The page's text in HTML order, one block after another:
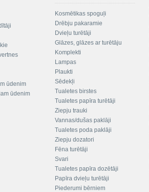
ūdenim
ūdenim
Kosmētikas spoguļi
Drēbju pakaramie
Dvieļu turētāji
Glāzes, glāzes ar turētāju
Komplekti
Lampas
Plaukti
Sēdekļi
Tualetes birstes
Tualetes papīra turētāji
Ziepju trauki
Vannas/dušas paklāji
Tualetes poda paklāji
Ziepju dozatori
Fēna turētāji
Svari
Tualetes papīra dozētāji
Papīra dvieļu turētāji
Piederumi bērniem